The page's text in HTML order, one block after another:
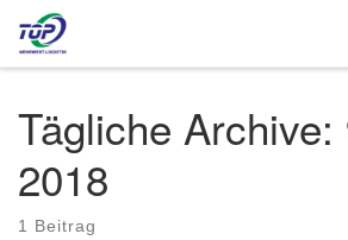
Zum Inhalt springen
Tägliche Archive:
2018
1 Beitrag